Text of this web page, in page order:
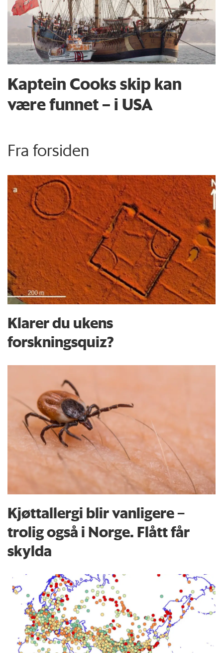
Kaptein Cooks skip kan
være funnet – i USA
Fra forsiden
Klarer du ukens
forskningsquiz?
Kjøttallergi blir vanligere –
trolig også i Norge. Flått får
skylda